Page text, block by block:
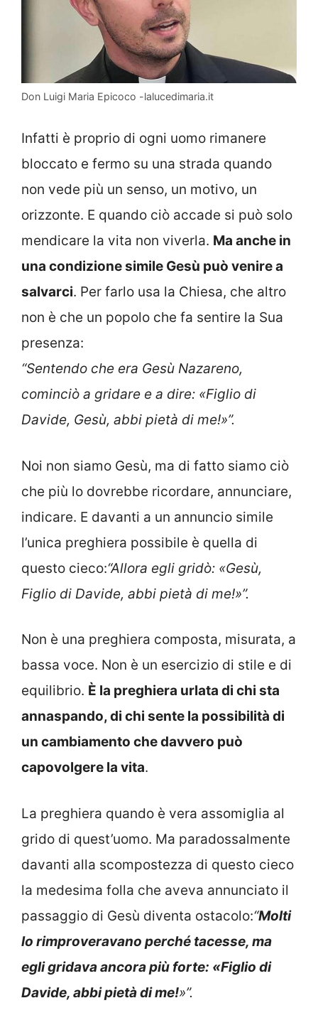
Don Luigi Maria Epicoco -lalucedimaria.it
Infatti è proprio di ogni uomo rimanere
bloccato e fermo su una strada quando
non vede più un senso, un motivo, un
orizzonte. E quando ciò accade si può solo
mendicare la vita non viverla. Ma anche in
una condizione simile Gesù può venire a
salvarci. Per farlo usa la Chiesa, che altro
non è che un popolo che fa sentire la Sua
presenza:
“Sentendo che era Gesù Nazareno,
cominciò a gridare e a dire: «Figlio di
Davide, Gesù, abbi pietà di me!»”.
Noi non siamo Gesù, ma di fatto siamo ciò
che più lo dovrebbe ricordare, annunciare,
indicare. E davanti a un annuncio simile
l’unica preghiera possibile è quella di
questo cieco:“Allora egli gridò: «Gesù,
Figlio di Davide, abbi pietà di me!»”.
Non è una preghiera composta, misurata, a
bassa voce. Non è un esercizio di stile e di
equilibrio. È la preghiera urlata di chi sta
annaspando, di chi sente la possibilità di
un cambiamento che davvero può
capovolgere la vita.
La preghiera quando è vera assomiglia al
grido di quest’uomo. Ma paradossalmente
davanti alla scompostezza di questo cieco
la medesima folla che aveva annunciato il
passaggio di Gesù diventa ostacolo:“Molti
lo rimproveravano perché tacesse, ma
egli gridava ancora più forte: «Figlio di
Davide, abbi pietà di me!»”.